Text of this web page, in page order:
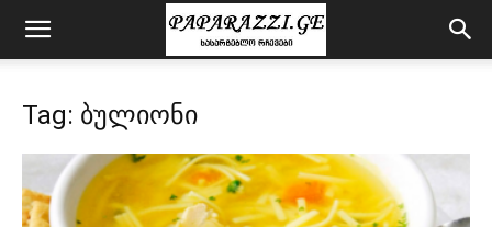
Tag: ბულიონი